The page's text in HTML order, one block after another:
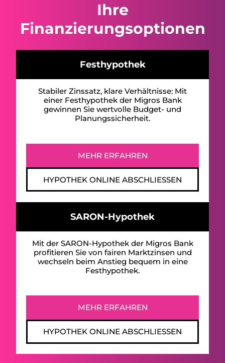
Ihre
Finanzierungsoptionen
Festhypothek
Stabiler Zinssatz, klare Verhältnisse: Mit
einer Festhypothek der Migros Bank
gewinnen Sie wertvolle Budget- und
Planungssicherheit.
MEHR ERFAHREN
HYPOTHEK ONLINE ABSCHLIESSEN
SARON-Hypothek
Mit der SARON-Hypothek der Migros Bank
profitieren Sie von fairen Marktzinsen und
wechseln beim Anstieg bequem in eine
Festhypothek.
MEHR ERFAHREN
HYPOTHEK ONLINE ABSCHLIESSEN